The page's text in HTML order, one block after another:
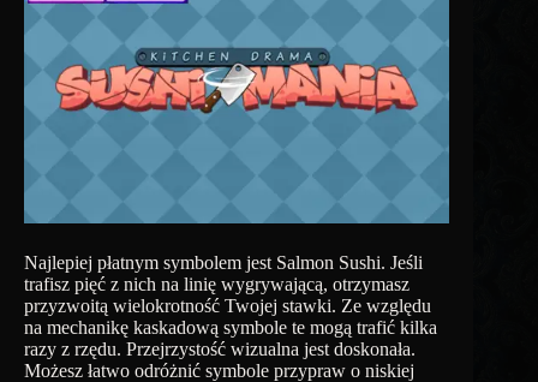
Najlepiej płatnym symbolem jest Salmon Sushi. Jeśli
trafisz pięć z nich na linię wygrywającą, otrzymasz
przyzwoitą wielokrotność Twojej stawki. Ze względu
na mechanikę kaskadową symbole te mogą trafić kilka
razy z rzędu. Przejrzystość wizualna jest doskonała.
Możesz łatwo odróżnić symbole przypraw o niskiej